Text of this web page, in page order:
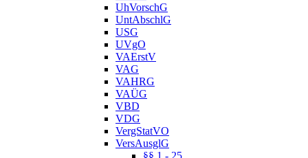
UhVorschG
UntAbschlG
USG
UVgO
VAErstV
VAG
VAHRG
VAÜG
VBD
VDG
VergStatVO
VersAusglG
§§ 1 - 25